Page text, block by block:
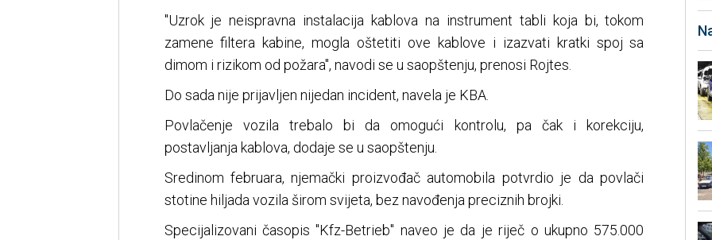
"Uzrok je neispravna instalacija kablova na instrument tabli koja bi, tokom
zamene filtera kabine, mogla oštetiti ove kablove i izazvati kratki spoj sa
dimom i rizikom od požara", navodi se u saopštenju, prenosi Rojtes.
Do sada nije prijavljen nijedan incident, navela je KBA.
Povlačenje vozila trebalo bi da omogući kontrolu, pa čak i korekciju,
postavljanja kablova, dodaje se u saopštenju.
Sredinom februara, njemački proizvođač automobila potvrdio je da povlači
stotine hiljada vozila širom svijeta, bez navođenja preciznih brojki.
Specijalizovani časopis "Kfz-Betrieb" naveo je da je riječ o ukupno 575.000